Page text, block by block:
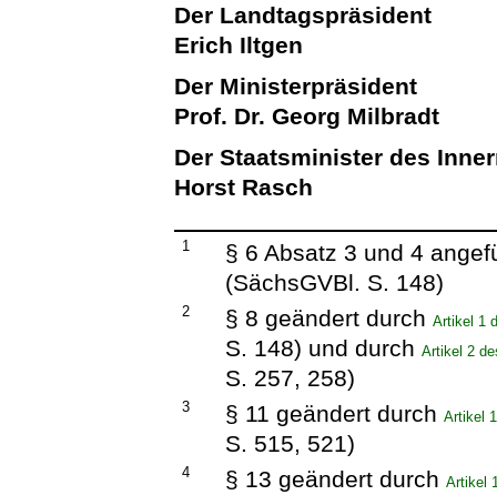
Der Landtagspräsident
Erich Iltgen
Der Ministerpräsident
Prof. Dr. Georg Milbradt
Der Staatsminister des
Horst Rasch
1
§ 6 Absatz 3 und 4
(SächsGVBl. S. 148)
2 § 8 geändert durchArtikel 1
S. 148) und durchArtikel 2
S. 257, 258)
3 § 11 geändert durchArtikel
S. 515, 521)
4 § 13 geändert durchArtikel